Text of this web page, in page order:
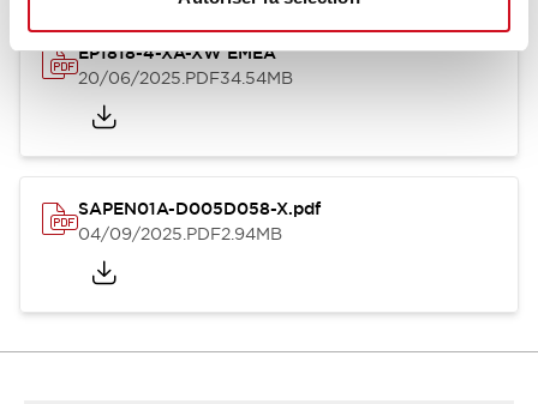
EP1818-4-XA-XW EMEA
20/06/2025.PDF34.54MB
SAPEN01A-D005D058-X.pdf
04/09/2025.PDF2.94MB